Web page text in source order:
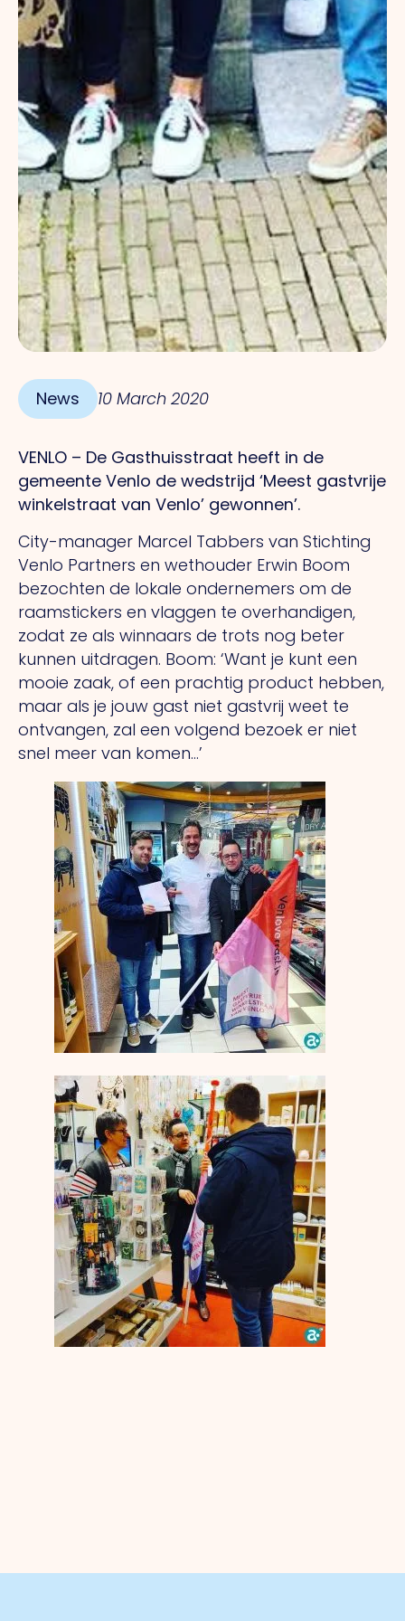
News 10 March 2020
VENLO – De Gasthuisstraat heeft in de
gemeente Venlo de wedstrijd ‘Meest gastvrije
winkelstraat van Venlo’ gewonnen’.
City-manager Marcel Tabbers van Stichting
Venlo Partners en wethouder Erwin Boom
bezochten de lokale ondernemers om de
raamstickers en vlaggen te overhandigen,
zodat ze als winnaars de trots nog beter
kunnen uitdragen. Boom: ‘Want je kunt een
mooie zaak, of een prachtig product hebben,
maar als je jouw gast niet gastvrij weet te
ontvangen, zal een volgend bezoek er niet
snel meer van komen…’